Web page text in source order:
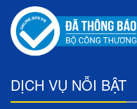
DỊCH VỤ NỖI BẬT